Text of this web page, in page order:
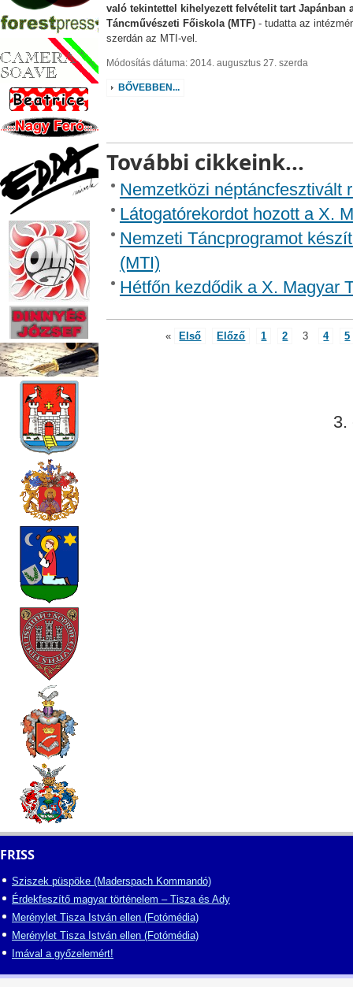
való tekintettel kihelyezett felvételit tart Japánban
Táncművészeti Főiskola (MTF)- tudatta az
szerdán az MTI-vel.
Módosítás dátuma: 2014. augusztus 27. szerda
BŐVEBBEN...
További cikkeink...
Nemzetközi néptáncfesztivált
Látogatórekordot hozott a X.
Nemzeti Táncprogramot
(MTI)
Hétfőn kezdődik a X. Magyar
« Első Előző 1 2 3 4 5
3.
FRISS
Sziszek püspöke (Maderspach Kommandó)
Érdekfeszítő magyar történelem – Tisza és Ady
Merénylet Tisza István ellen (Fotómédia)
Merénylet Tisza István ellen (Fotómédia)
Imával a győzelemért!